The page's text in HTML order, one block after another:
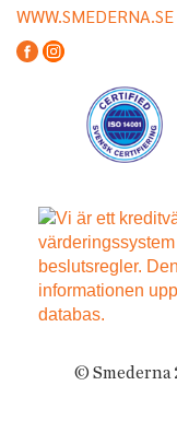
WWW.SMEDERNA.SE
© Smederna